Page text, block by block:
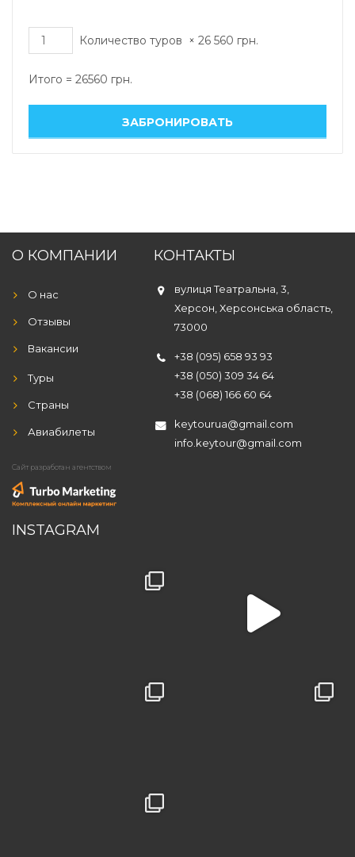
Количество туров × 26 560 грн.
Итого = 26560 грн.
КОНТАКТЫ
вулиця Театральна, 3,
Херсон, Херсонська область,
73000
+38 (095) 658 93 93
+38 (050) 309 34 64
+38 (068) 166 60 64
keytourua@gmail.com
info.keytour@gmail.com
О КОМПАНИИ
О нас
Отзывы
Вакансии
Туры
Страны
Авиабилеты
Сайт разработан агентством
INSTAGRAM